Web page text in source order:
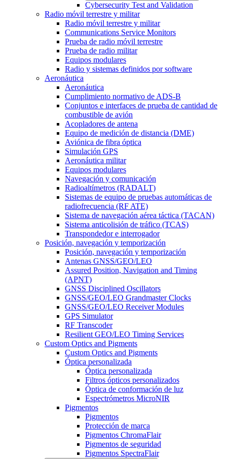
Cybersecurity Test and Validation
Radio móvil terrestre y militar
Radio móvil terrestre y militar
Communications Service Monitors
Prueba de radio móvil terrestre
Prueba de radio militar
Equipos modulares
Radio y sistemas definidos por software
Aeronáutica
Aeronáutica
Cumplimiento normativo de ADS-B
Conjuntos e interfaces de prueba de cantidad de
combustible de avión
Acopladores de antena
Equipo de medición de distancia (DME)
Aviónica de fibra óptica
Simulación GPS
Aeronáutica militar
Equipos modulares
Navegación y comunicación
Radioaltímetros (RADALT)
Sistemas de equipo de pruebas automáticas de
radiofrecuencia (RF ATE)
Sistema de navegación aérea táctica (TACAN)
Sistema anticolisión de tráfico (TCAS)
Transpondedor e interrogador
Posición, navegación y temporización
Posición, navegación y temporización
Antenas GNSS/GEO/LEO
Assured Position, Navigation and Timing
(APNT)
GNSS Disciplined Oscillators
GNSS/GEO/LEO Grandmaster Clocks
GNSS/GEO/LEO Receiver Modules
GPS Simulator
RF Transcoder
Resilient GEO/LEO Timing Services
Custom Optics and Pigments
Custom Optics and Pigments
Óptica personalizada
Óptica personalizada
Filtros ópticos personalizados
Óptica de conformación de luz
Espectrómetros MicroNIR
Pigmentos
Pigmentos
Protección de marca
Pigmentos ChromaFlair
Pigmentos de seguridad
Pigmentos SpectraFlair